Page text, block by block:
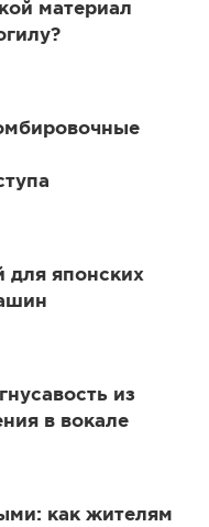
материал
для японских
из
в вокале
как жителям